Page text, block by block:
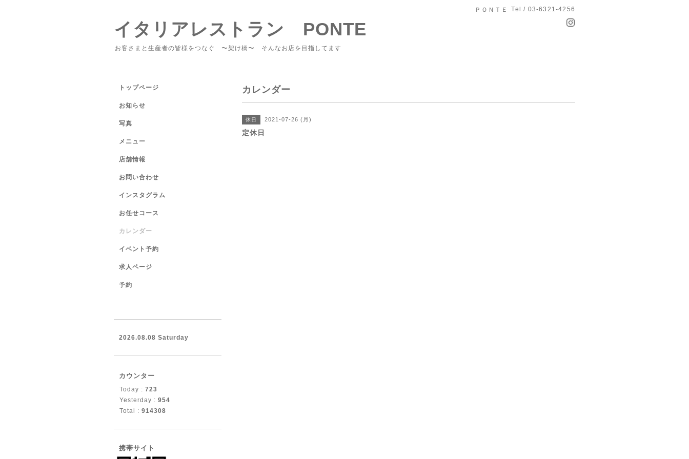
ＰＯＮＴＥ Tel / 03-6321-4256
イタリアレストラン PONTE
お客さまと生産者の皆様をつなぐ 〜架け橋〜 そんなお店を目指してます
カレンダー
休日 2021-07-26 (月)
定休日
トップページ
お知らせ
写真
メニュー
店舗情報
お問い合わせ
インスタグラム
お任せコース
カレンダー
イベント予約
求人ページ
予約
2026.08.08 Saturday
カウンター
Today : 723
Yesterday : 954
Total : 914308
携帯サイト